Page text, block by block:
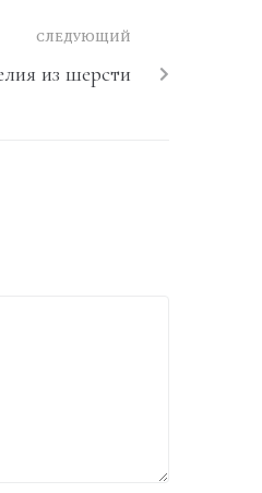
СЛЕДУЮЩИЙ
из шерсти